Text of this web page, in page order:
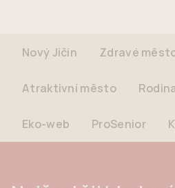
Nový Jičín Zdravé
Atraktivní město
Eko-web ProSenior